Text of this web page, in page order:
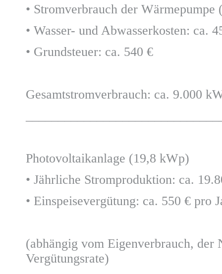
• Stromverbrauch der
• Wasser- und Abwasserkosten: ca.
• Grundsteuer: ca. 540 €
Gesamtstromverbrauch: ca. 9.000
Photovoltaikanlage (19,8 kWp)
• Jährliche Stromproduktion: ca.
• Einspeisevergütung: ca. 550 € pro
(abhängig vom Eigenverbrauch, der
Vergütungsrate)